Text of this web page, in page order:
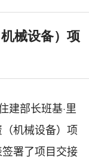
械设备）项
建部长班基·里
机械设备）项
署了项目交接